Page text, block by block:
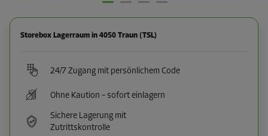
Storebox Lagerraum in 4050 Traun (TSL)
24/7 Zugang mit persönlichem Code
Ohne Kaution – sofort einlagern
Sichere Lagerung mit
Zutrittskontrolle